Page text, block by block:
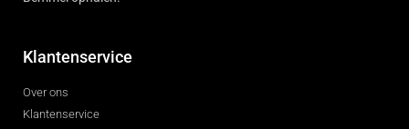
Klantenservice
Over ons
Klantenservice